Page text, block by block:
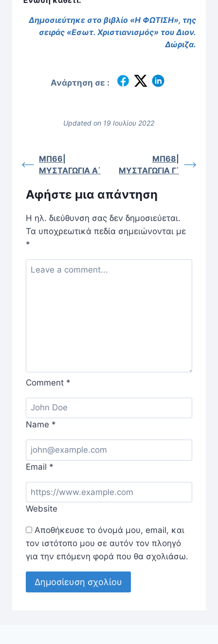
Δημοσιεύτηκε στο βιβλίο «Η ΦΩΤΙΣΗ», της
σειράς «Εσωτ. Χριστιανισμός» του Διον.
Δώριζα.
Ανάρτηση σε :
Updated on 19 Ιουλίου 2022
ΜΠ66|
ΜΥΣΤΑΓΩΓΙΑ Α΄
ΜΠ68|
ΜΥΣΤΑΓΩΓΙΑ Γ΄
Αφήστε μια απάντηση
Η ηλ. διεύθυνση σας δεν δημοσιεύεται.
Τα υποχρεωτικά πεδία σημειώνονται με
*
Comment *
Name *
Email *
Website
Αποθήκευσε το όνομά μου, email, και
τον ιστότοπο μου σε αυτόν τον πλοηγό
για την επόμενη φορά που θα σχολιάσω.